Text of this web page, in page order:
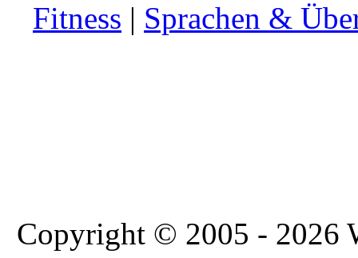
Fitness | Sprachen &
Copyright © 2005 - 2026